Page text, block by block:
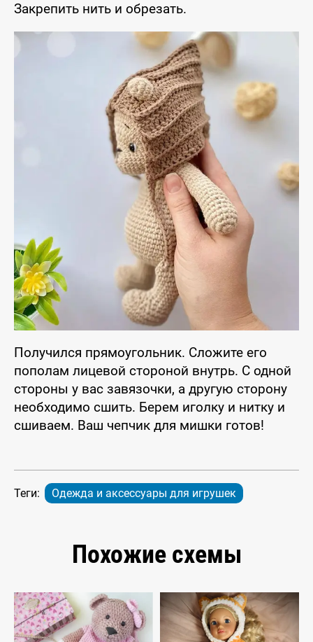
Закрепить нить и обрезать.
Получился прямоугольник. Сложите его
пополам лицевой стороной внутрь. С одной
стороны у вас завязочки, а другую сторону
необходимо сшить. Берем иголку и нитку и
сшиваем. Ваш чепчик для мишки готов!
Теги: Одежда и аксессуары для игрушек
Похожие схемы